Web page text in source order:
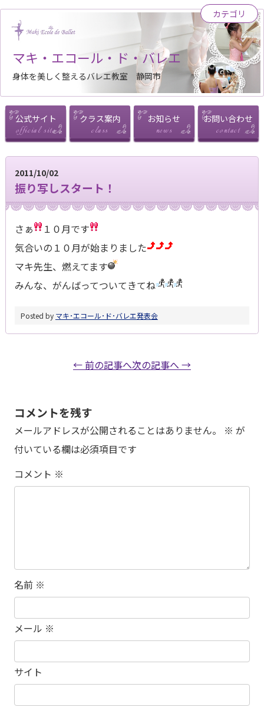
マキ・エコール・ド・バレエ
身体を美しく整えるバレエ教室 静岡市
カテゴリ
公式サイト クラス案内 お知らせ お問い合わせ
2011/10/02
振り写しスタート！
さぁ
１０月です
気合いの１０月が始まりました
マキ先生、燃えてます
みんな、がんばってついてきてね
Posted by マキ･エコール･ド･バレエ発表会
← 前の記事へ次の記事へ →
コメントを残す
メールアドレスが公開されることはありません。 ※ が
付いている欄は必須項目です
コメント ※
名前 ※
メール ※
サイト